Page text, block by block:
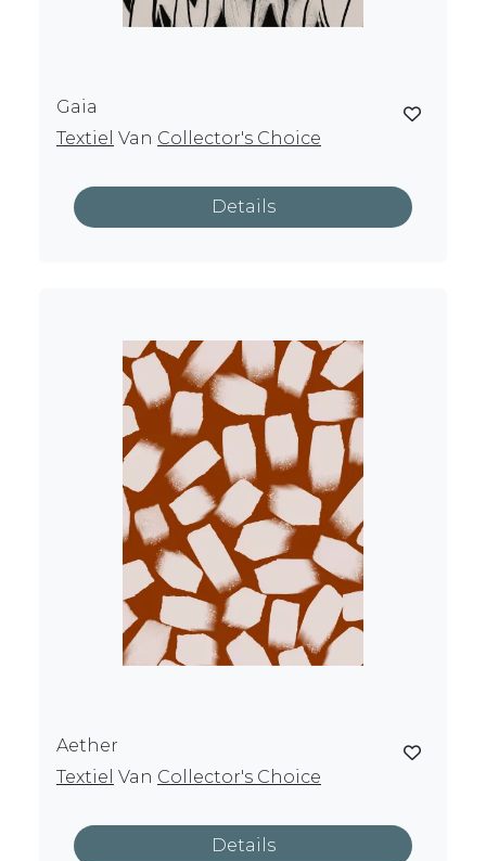
Gaia
Textiel Van Collector's Choice
Details
Aether
Textiel Van Collector's Choice
Details